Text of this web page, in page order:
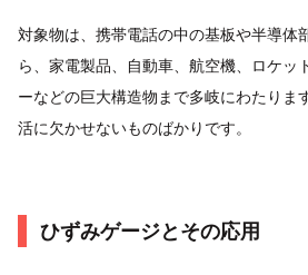
対象物は、携帯電話の中の基板や半導体
ら、家電製品、自動車、航空機、ロケッ
ーなどの巨大構造物まで多岐にわたりま
活に欠かせないものばかりです。
ひずみゲージとその応用